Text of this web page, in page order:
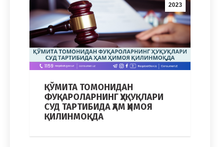
2023
ҚЎМИТА ТОМОНИДАН
ФУҚАРОЛАРНИНГ ҲУҚУҚЛАРИ
СУД ТАРТИБИДА ҲАМ ҲИМОЯ
ҚИЛИНМОҚДА